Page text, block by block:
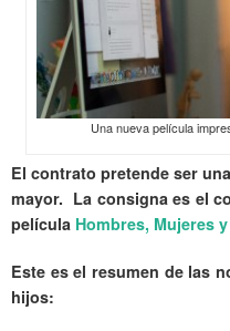
Una nueva película
El contrato pretende ser
mayor. La consigna es el
película Hombres, Mujeres
Este es el resumen de las
hijos: